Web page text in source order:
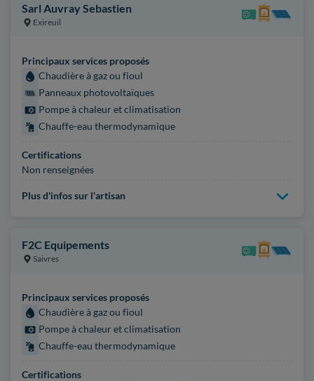
Sarl Auvray Sebastien
Exireuil
Principaux services proposés
Chaudière à gaz ou fioul
Panneaux photovoltaïques
Pompe à chaleur et climatisation
Chauffe-eau thermodynamique
Certifications
Non renseignées
Plus d'infos sur l'artisan
F2C Equipements
Saivres
Principaux services proposés
Chaudière à gaz ou fioul
Pompe à chaleur et climatisation
Chauffe-eau thermodynamique
Certifications